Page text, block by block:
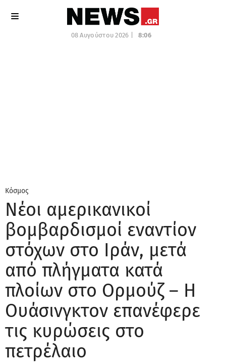
08 Αυγούστου 2026 | 8:06
Κόσμος
Νέοι αμερικανικοί
βομβαρδισμοί εναντίον
στόχων στο Ιράν, μετά
από πλήγματα κατά
πλοίων στο Ορμούζ – Η
Ουάσινγκτον επανέφερε
τις κυρώσεις στο
πετρέλαιο